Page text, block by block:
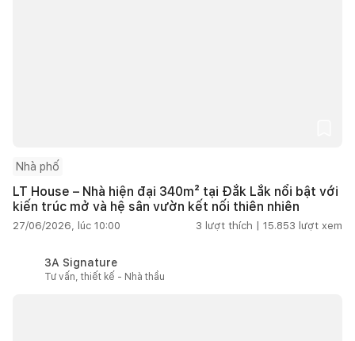
Nhà phố
LT House – Nhà hiện đại 340m² tại Đắk Lắk nổi bật với
kiến trúc mở và hệ sân vườn kết nối thiên nhiên
27/06/2026, lúc 10:00 3 lượt thích | 15.853 lượt xem
3A Signature
Tư vấn, thiết kế - Nhà thầu